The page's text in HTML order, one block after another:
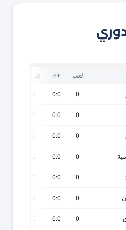
لعب +/- فارق
0
0:0
0
0
0:0
0
0
0:0
0
0
0:0
0
0
0:0
0
0
0:0
0
0
0:0
0